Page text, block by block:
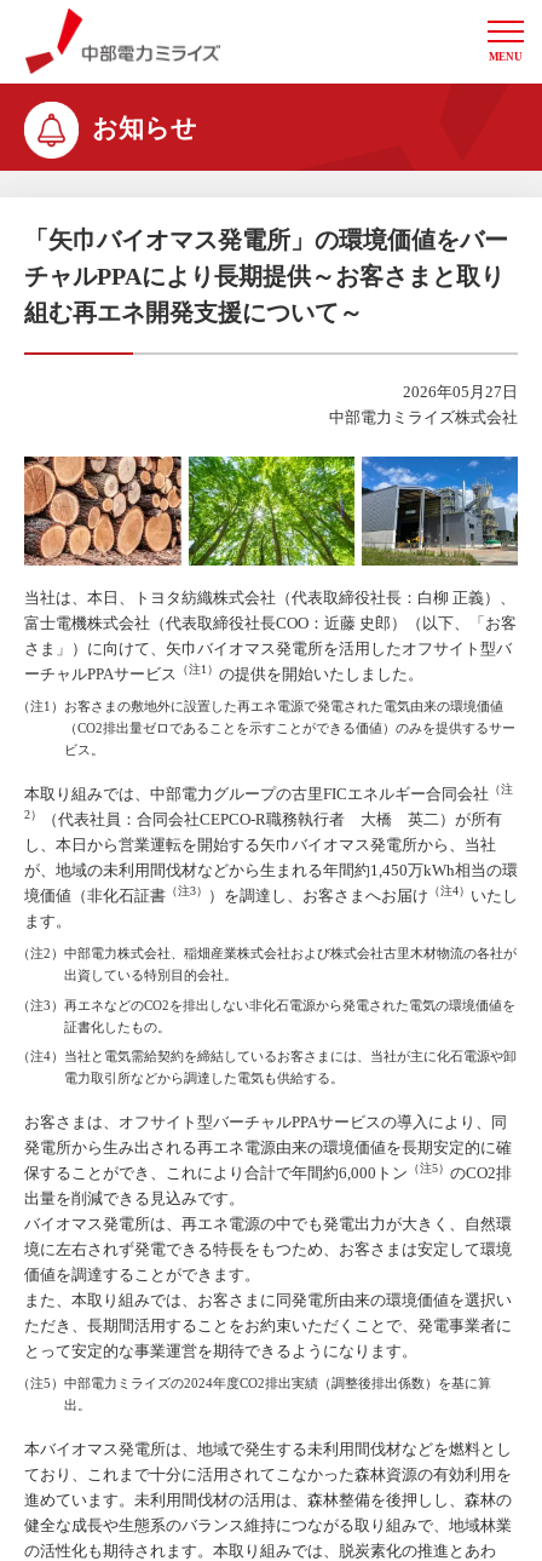
中部電力ミライズ
MENU
お知らせ
「矢巾バイオマス発電所」の環境価値をバー
チャルPPAにより長期提供～お客さまと取り
組む再エネ開発支援について～
2026年05月27日
中部電力ミライズ株式会社
当社は、本日、トヨタ紡織株式会社（代表取締役社長：白柳 正義）、
富士電機株式会社（代表取締役社長COO：近藤 史郎）（以下、「お客
さま」）に向けて、矢巾バイオマス発電所を活用したオフサイト型バ
ーチャルPPAサービス （注1） の提供を開始いたしました。
（注1）お客さまの敷地外に設置した再エネ電源で発電された電気由来の環境価値
（CO2排出量ゼロであることを示すことができる価値）のみを提供するサー
ビス。
本取り組みでは、中部電力グループの古里FICエネルギー合同会社 （注
2）
（代表社員：合同会社CEPCO-R職務執行者 大橋 英二）が所有
し、本日から営業運転を開始する矢巾バイオマス発電所から、当社
が、地域の未利用間伐材などから生まれる年間約1,450万kWh相当の環
境価値（非化石証書 （注3） ）を調達し、お客さまへお届け （注4） いたし
ます。
（注2）中部電力株式会社、稲畑産業株式会社および株式会社古里木材物流の各社が
出資している特別目的会社。
（注3）再エネなどのCO2を排出しない非化石電源から発電された電気の環境価値を
証書化したもの。
（注4）当社と電気需給契約を締結しているお客さまには、当社が主に化石電源や卸
電力取引所などから調達した電気も供給する。
お客さまは、オフサイト型バーチャルPPAサービスの導入により、同
発電所から生み出される再エネ電源由来の環境価値を長期安定的に確
保することができ、これにより合計で年間約6,000トン （注5） のCO2排
出量を削減できる見込みです。
バイオマス発電所は、再エネ電源の中でも発電出力が大きく、自然環
境に左右されず発電できる特長をもつため、お客さまは安定して環境
価値を調達することができます。
また、本取り組みでは、お客さまに同発電所由来の環境価値を選択い
ただき、長期間活用することをお約束いただくことで、発電事業者に
とって安定的な事業運営を期待できるようになります。
（注5）中部電力ミライズの2024年度CO2排出実績（調整後排出係数）を基に算
出。
本バイオマス発電所は、地域で発生する未利用間伐材などを燃料とし
ており、これまで十分に活用されてこなかった森林資源の有効利用を
進めています。未利用間伐材の活用は、森林整備を後押しし、森林の
健全な成長や生態系のバランス維持につながる取り組みで、地域林業
の活性化も期待されます。本取り組みでは、脱炭素化の推進とあわ